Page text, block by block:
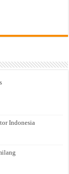
Indonesia